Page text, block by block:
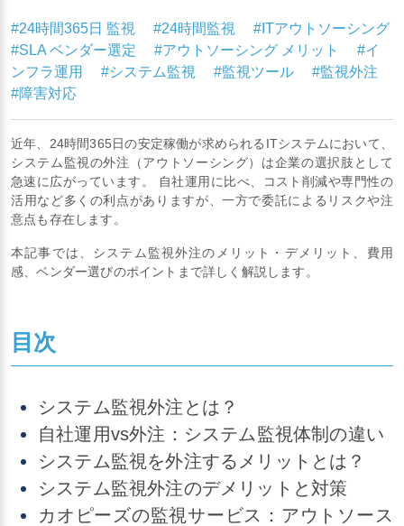
#24時間365日 監視 #24時間監視
#ITアウトソーシング
#SLA ベンダー選定
#アウトソーシング メリット
#イ
ンフラ運用
#システム監視 #監視ツール
#監視外注
#障害対応
近年、24時間365日の安定稼働が求められるITシステムにおいて、
システム監視の外注（アウトソーシング）は企業の選択肢として
急速に広がっています。 自社運用に比べ、コスト削減や専門性の
活用など多くの利点がありますが、一方で委託によるリスクや注
意点も存在します。
本記事では、システム監視外注のメリット・デメリット、費用
感、ベンダー選びのポイントまで詳しく解説します。
目次
システム監視外注とは？
自社運用vs外注：システム監視体制の違い
システム監視を外注するメリットとは？
システム監視外注のデメリットと対策
カオピーズの監視サービス：アウトソース